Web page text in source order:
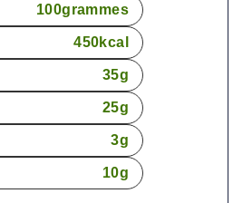
100grammes
450kcal
35g
25g
3g
10g